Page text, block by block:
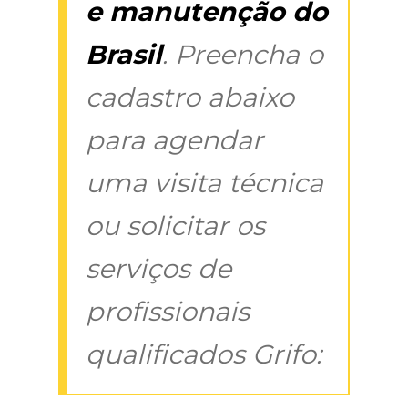
e manutenção do
Brasil. Preencha o
cadastro abaixo
para agendar
uma visita técnica
ou solicitar os
serviços de
profissionais
qualificados Grifo: